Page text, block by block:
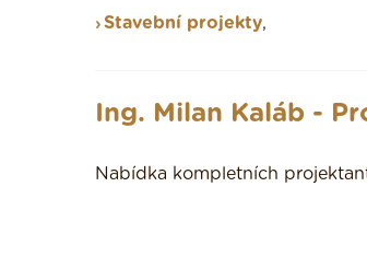
Stavební projekty,
Ing. Milan Kaláb -
Nabídka kompletních